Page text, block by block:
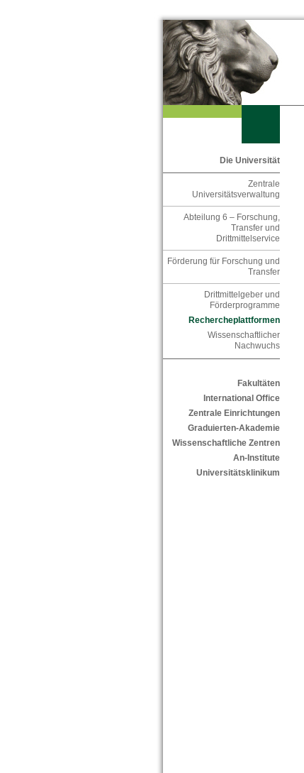
Die Universität
Zentrale
Universitätsverwaltung
Abteilung 6 – Forschung,
Transfer und
Drittmittelservice
Förderung für Forschung und
Transfer
Drittmittelgeber und
Förderprogramme
Rechercheplattformen
Wissenschaftlicher
Nachwuchs
Fakultäten
International Office
Zentrale Einrichtungen
Graduierten-Akademie
Wissenschaftliche Zentren
An-Institute
Universitätsklinikum